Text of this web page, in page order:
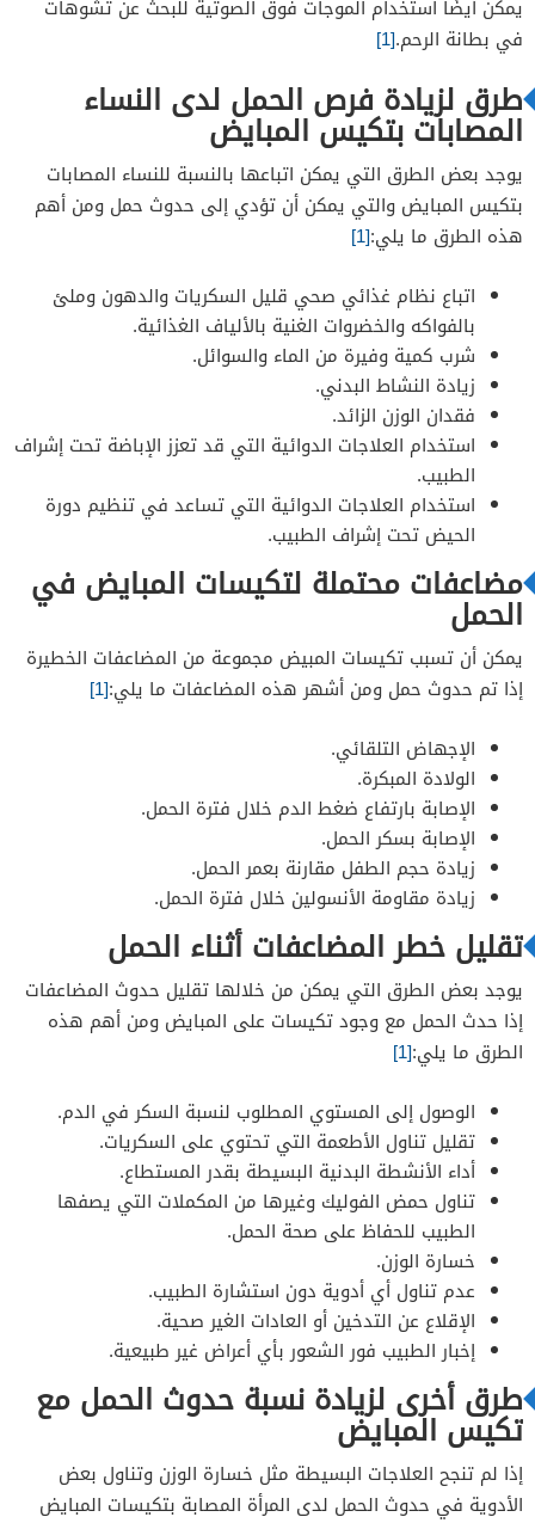
يمكن أيضًا استخدام الموجات فوق الصوتية للبحث عن تشوهات
في بطانة الرحم.[1]
طرق لزيادة فرص الحمل لدى النساء
المصابات بتكيس المبايض
يوجد بعض الطرق التي يمكن اتباعها بالنسبة للنساء المصابات
بتكيس المبايض والتي يمكن أن تؤدي إلى حدوث حمل ومن أهم
هذه الطرق ما يلي:[1]
اتباع نظام غذائي صحي قليل السكريات والدهون وملئ
بالفواكه والخضروات الغنية بالألياف الغذائية.
شرب كمية وفيرة من الماء والسوائل.
زيادة النشاط البدني.
فقدان الوزن الزائد.
استخدام العلاجات الدوائية التي قد تعزز الإباضة تحت إشراف
الطبيب.
استخدام العلاجات الدوائية التي تساعد في تنظيم دورة
الحيض تحت إشراف الطبيب.
مضاعفات محتملة لتكيسات المبايض في
الحمل
يمكن أن تسبب تكيسات المبيض مجموعة من المضاعفات الخطيرة
إذا تم حدوث حمل ومن أشهر هذه المضاعفات ما يلي:[1]
الإجهاض التلقائي.
الولادة المبكرة.
الإصابة بارتفاع ضغط الدم خلال فترة الحمل.
الإصابة بسكر الحمل.
زيادة حجم الطفل مقارنة بعمر الحمل.
زيادة مقاومة الأنسولين خلال فترة الحمل.
تقليل خطر المضاعفات أثناء الحمل
يوجد بعض الطرق التي يمكن من خلالها تقليل حدوث المضاعفات
إذا حدث الحمل مع وجود تكيسات على المبايض ومن أهم هذه
الطرق ما يلي:[1]
الوصول إلى المستوي المطلوب لنسبة السكر في الدم.
تقليل تناول الأطعمة التي تحتوي على السكريات.
أداء الأنشطة البدنية البسيطة بقدر المستطاع.
تناول حمض الفوليك وغيرها من المكملات التي يصفها
الطبيب للحفاظ على صحة الحمل.
خسارة الوزن.
عدم تناول أي أدوية دون استشارة الطبيب.
الإقلاع عن التدخين أو العادات الغير صحية.
إخبار الطبيب فور الشعور بأي أعراض غير طبيعية.
طرق أخرى لزيادة نسبة حدوث الحمل مع
تكيس المبايض
إذا لم تنجح العلاجات البسيطة مثل خسارة الوزن وتناول بعض
الأدوية في حدوث الحمل لدى المرأة المصابة بتكيسات المبايض